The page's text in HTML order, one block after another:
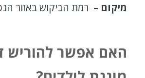
מיקום – רמת הביקוש באזור
האם אפשר להוריש